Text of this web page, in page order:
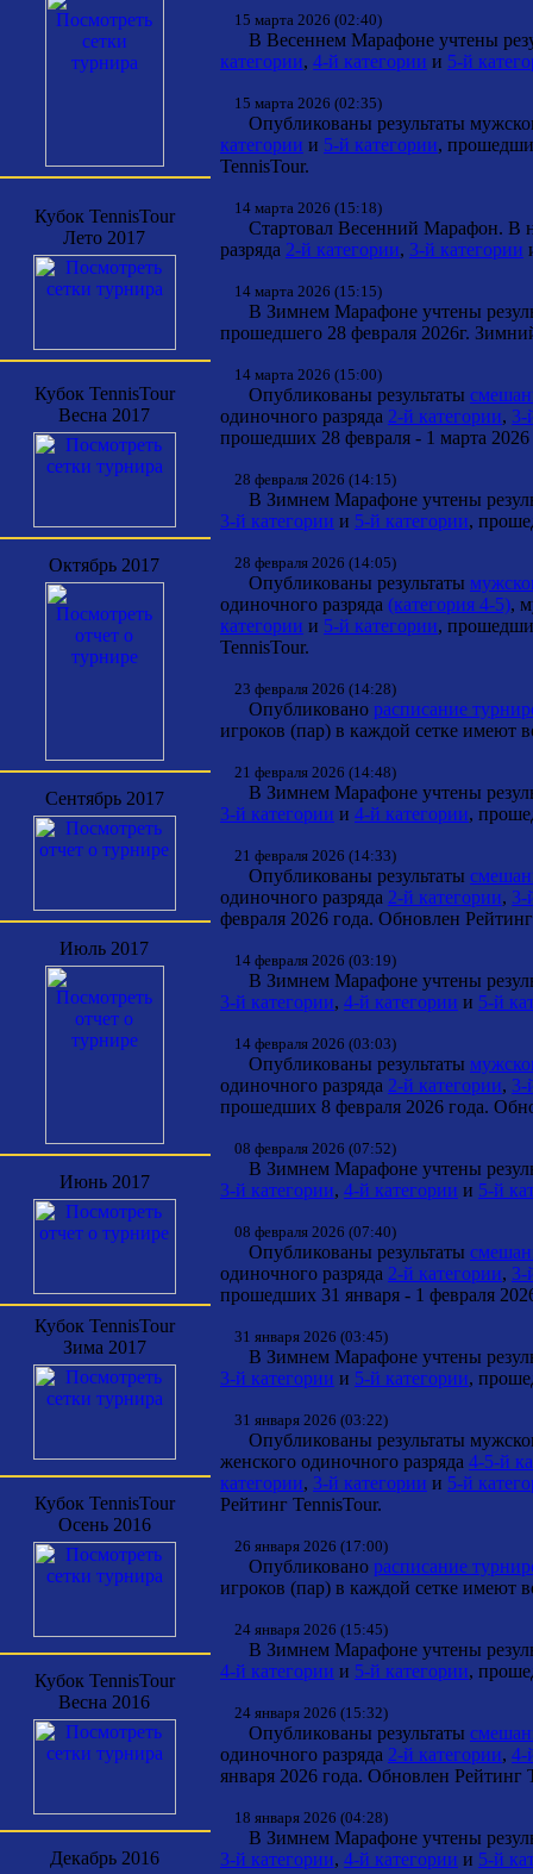
Кубок TennisTour
Лето 2017
Кубок TennisTour
Весна 2017
Октябрь 2017
Сентябрь 2017
Июль 2017
Июнь 2017
Кубок TennisTour
Зима 2017
Кубок TennisTour
Осень 2016
Кубок TennisTour
Весна 2016
Декабрь 2016
15 марта 2026 (02:40)
В Весеннем Марафоне учтены
категории, 4-й категории и 5-й
15 марта 2026 (02:35)
Опубликованы результаты
категории и 5-й категории,
TennisTour.
14 марта 2026 (15:18)
Стартовал Весенний Марафон. В
разряда 2-й категории, 3-й категории
14 марта 2026 (15:15)
В Зимнем Марафоне учтены
прошедшего 28 февраля 2026г.
14 марта 2026 (15:00)
Опубликованы результаты
одиночного разряда 2-й категории, 3-
прошедших 28 февраля - 1 марта
28 февраля 2026 (14:15)
В Зимнем Марафоне учтены
3-й категории и 5-й категории,
28 февраля 2026 (14:05)
Опубликованы результаты
одиночного разряда (категория 4-5),
категории и 5-й категории,
TennisTour.
23 февраля 2026 (14:28)
Опубликовано расписание
игроков (пар) в каждой сетке имеют
21 февраля 2026 (14:48)
В Зимнем Марафоне учтены
3-й категории и 4-й категории,
21 февраля 2026 (14:33)
Опубликованы результаты
одиночного разряда 2-й категории, 3-
февраля 2026 года. Обновлен
14 февраля 2026 (03:19)
В Зимнем Марафоне учтены
3-й категории, 4-й категории и 5-й
14 февраля 2026 (03:03)
Опубликованы результаты
одиночного разряда 2-й категории, 3-
прошедших 8 февраля 2026 года.
08 февраля 2026 (07:52)
В Зимнем Марафоне учтены
3-й категории, 4-й категории и 5-й
08 февраля 2026 (07:40)
Опубликованы результаты
одиночного разряда 2-й категории, 3-
прошедших 31 января - 1 февраля
31 января 2026 (03:45)
В Зимнем Марафоне учтены
3-й категории и 5-й категории,
31 января 2026 (03:22)
Опубликованы результаты
женского одиночного разряда 4-5-й
категории, 3-й категории и 5-й
Рейтинг TennisTour.
26 января 2026 (17:00)
Опубликовано расписание
игроков (пар) в каждой сетке имеют
24 января 2026 (15:45)
В Зимнем Марафоне учтены
4-й категории и 5-й категории,
24 января 2026 (15:32)
Опубликованы результаты
одиночного разряда 2-й категории, 4-
января 2026 года. Обновлен Рейтинг
18 января 2026 (04:28)
В Зимнем Марафоне учтены
3-й категории, 4-й категории и 5-й